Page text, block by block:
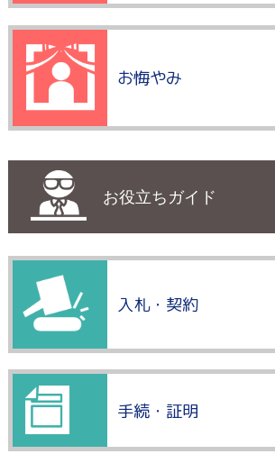
お悔やみ
お役立ちガイド
入札・契約
手続・証明